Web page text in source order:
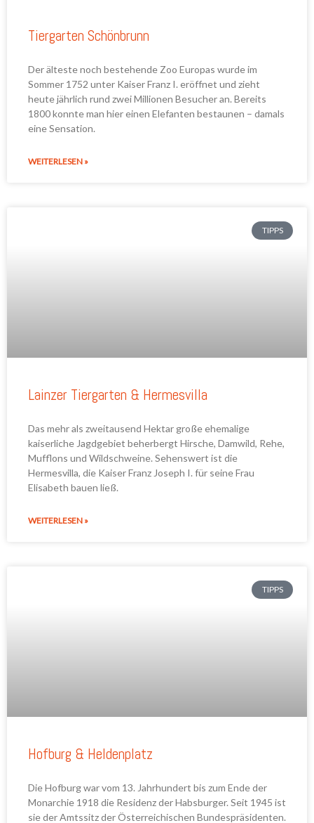
Tiergarten Schönbrunn
Der älteste noch bestehende Zoo Europas wurde im
Sommer 1752 unter Kaiser Franz I. eröffnet und zieht
heute jährlich rund zwei Millionen Besucher an. Bereits
1800 konnte man hier einen Elefanten bestaunen – damals
eine Sensation.
WEITERLESEN »
TIPPS
Lainzer Tiergarten & Hermesvilla
Das mehr als zweitausend Hektar große ehemalige
kaiserliche Jagdgebiet beherbergt Hirsche, Damwild, Rehe,
Mufflons und Wildschweine. Sehenswert ist die
Hermesvilla, die Kaiser Franz Joseph I. für seine Frau
Elisabeth bauen ließ.
WEITERLESEN »
TIPPS
Hofburg & Heldenplatz
Die Hofburg war vom 13. Jahrhundert bis zum Ende der
Monarchie 1918 die Residenz der Habsburger. Seit 1945 ist
sie der Amtssitz der Österreichischen Bundespräsidenten.